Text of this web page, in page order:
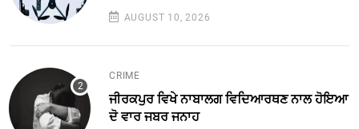
AUGUST 10, 2026
CRIME
ਜੀਰਕਪੁਰ ਵਿਖੇ ਨਾਬਾਲਗ ਵਿਦਿਆਰਥਣ ਨਾਲ ਹੋਇਆ
ਦੋ ਵਾਰ ਜਬਰ ਜਨਾਹ